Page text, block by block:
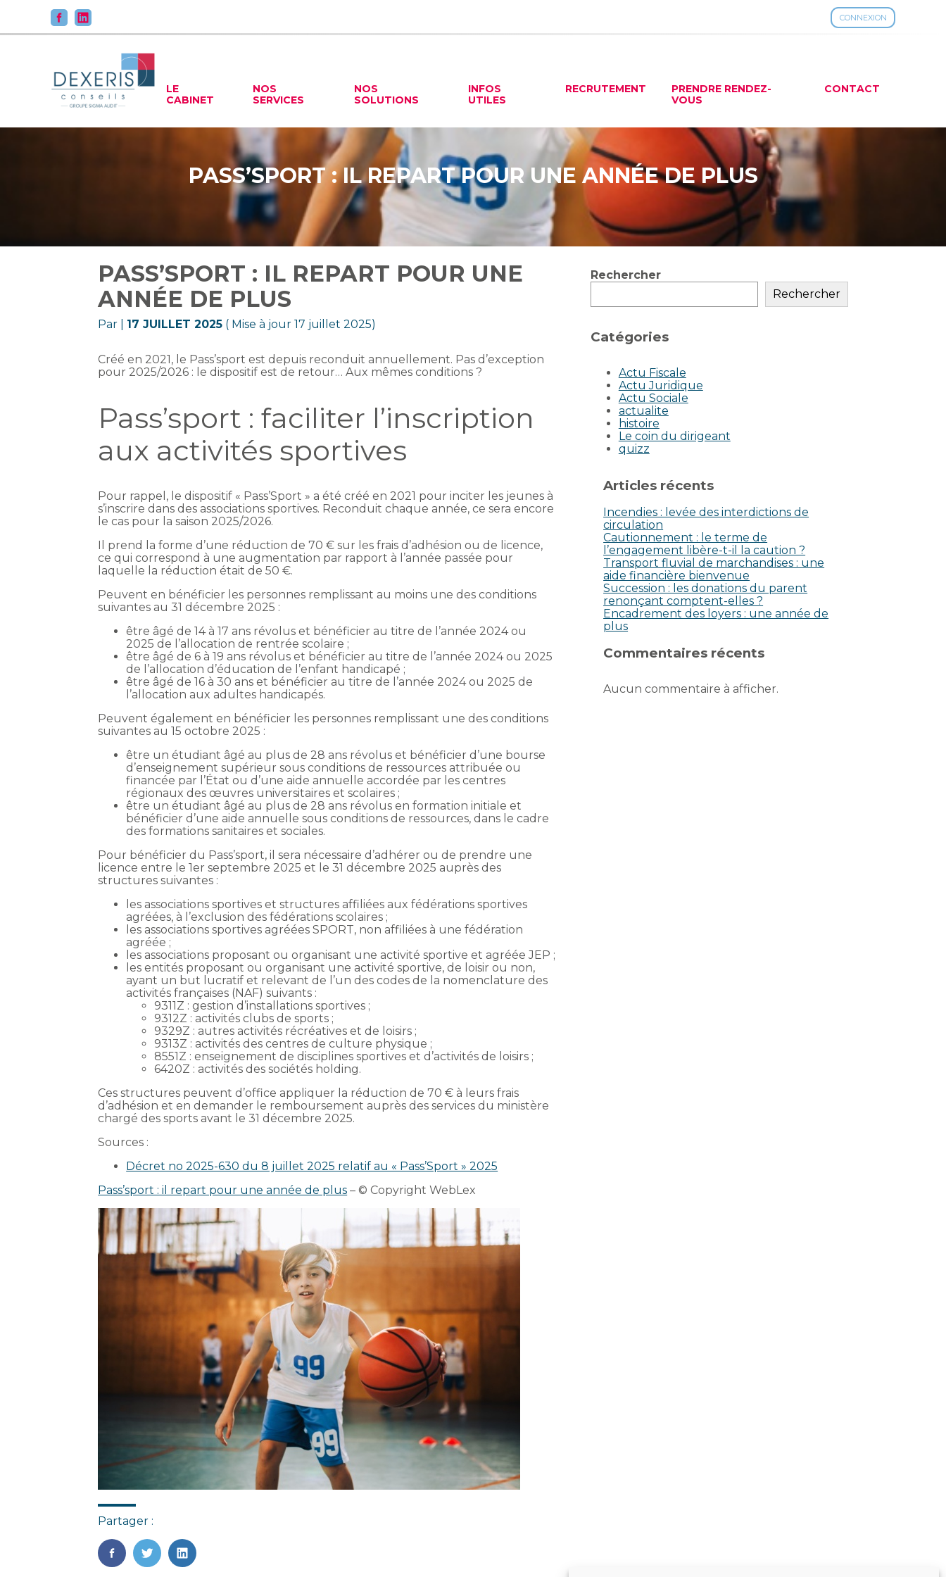
CONNEXION
au
Principal
LE
CABINET
NOS
SERVICES
NOS
SOLUTIONS
INFOS
UTILES
RECRUTEMENT
PRENDRE RENDEZ-
VOUS
CONTACT
PASS’SPORT : IL REPART POUR UNE ANNÉE DE PLUS
PASS’SPORT : IL REPART POUR UNE
ANNÉE DE PLUS
Par 17 JUILLET 2025 ( Mise à jour 17 juillet 2025)
Créé en 2021, le Pass’sport est depuis reconduit annuellement. Pas d’exception
pour 2025/2026 : le dispositif est de retour… Aux mêmes conditions ?
Pass’sport : faciliter l’inscription
aux activités sportives
Pour rappel, le dispositif « Pass’Sport » a été créé en 2021 pour inciter les jeunes à
s’inscrire dans des associations sportives. Reconduit chaque année, ce sera encore
le cas pour la saison 2025/2026.
Il prend la forme d’une réduction de 70 € sur les frais d’adhésion ou de licence,
ce qui correspond à une augmentation par rapport à l’année passée pour
laquelle la réduction était de 50 €.
Peuvent en bénéficier les personnes remplissant au moins une des conditions
suivantes au 31 décembre 2025 :
être âgé de 14 à 17 ans révolus et bénéficier au titre de l’année 2024 ou
2025 de l’allocation de rentrée scolaire ;
être âgé de 6 à 19 ans révolus et bénéficier au titre de l’année 2024 ou 2025
de l’allocation d’éducation de l’enfant handicapé ;
être âgé de 16 à 30 ans et bénéficier au titre de l’année 2024 ou 2025 de
l’allocation aux adultes handicapés.
Peuvent également en bénéficier les personnes remplissant une des conditions
suivantes au 15 octobre 2025 :
être un étudiant âgé au plus de 28 ans révolus et bénéficier d’une bourse
d’enseignement supérieur sous conditions de ressources attribuée ou
financée par l’État ou d’une aide annuelle accordée par les centres
régionaux des œuvres universitaires et scolaires ;
être un étudiant âgé au plus de 28 ans révolus en formation initiale et
bénéficier d’une aide annuelle sous conditions de ressources, dans le cadre
des formations sanitaires et sociales.
Pour bénéficier du Pass’sport, il sera nécessaire d’adhérer ou de prendre une
licence entre le 1er septembre 2025 et le 31 décembre 2025 auprès des
structures suivantes :
les associations sportives et structures affiliées aux fédérations sportives
agréées, à l’exclusion des fédérations scolaires ;
les associations sportives agréées SPORT, non affiliées à une fédération
agréée ;
les associations proposant ou organisant une activité sportive et agréée JEP ;
les entités proposant ou organisant une activité sportive, de loisir ou non,
ayant un but lucratif et relevant de l’un des codes de la nomenclature des
activités françaises (NAF) suivants :
9311Z : gestion d’installations sportives ;
9312Z : activités clubs de sports ;
9329Z : autres activités récréatives et de loisirs ;
9313Z : activités des centres de culture physique ;
8551Z : enseignement de disciplines sportives et d’activités de loisirs ;
6420Z : activités des sociétés holding.
Ces structures peuvent d’office appliquer la réduction de 70 € à leurs frais
d’adhésion et en demander le remboursement auprès des services du ministère
chargé des sports avant le 31 décembre 2025.
Sources :
Décret no 2025-630 du 8 juillet 2025 relatif au « Pass’Sport » 2025
Pass’sport : il repart pour une année de plus – © Copyright WebLex
Partager :
FaceBook
TwitterLinkedIn
Blog
Rechercher
Rechercher
Catégories
Actu Fiscale
Actu Juridique
Actu Sociale
actualite
histoire
Le coin du dirigeant
quizz
Articles récents
Incendies : levée des interdictions de
circulation
Cautionnement : le terme de
l’engagement libère-t-il la caution ?
Transport fluvial de marchandises : une
aide financière bienvenue
Succession : les donations du parent
renonçant comptent-elles ?
Encadrement des loyers : une année de
plus
Commentaires récents
Aucun commentaire à afficher.